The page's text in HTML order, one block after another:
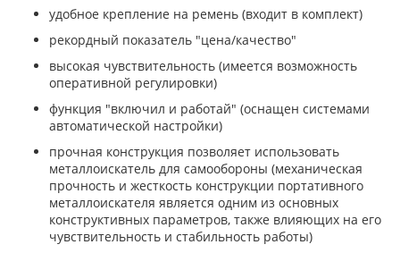
удобное крепление на ремень (входит в комплект)
рекордный показатель "цена/качество"
высокая чувствительность (имеется возможность
оперативной регулировки)
функция "включил и работай" (оснащен системами
автоматической настройки)
прочная конструкция позволяет использовать
металлоискатель для самообороны (механическая
прочность и жесткость конструкции портативного
металлоискателя является одним из основных
конструктивных параметров, также влияющих на его
чувствительность и стабильность работы)